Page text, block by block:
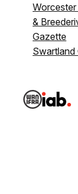
&
Gazette
Swartland